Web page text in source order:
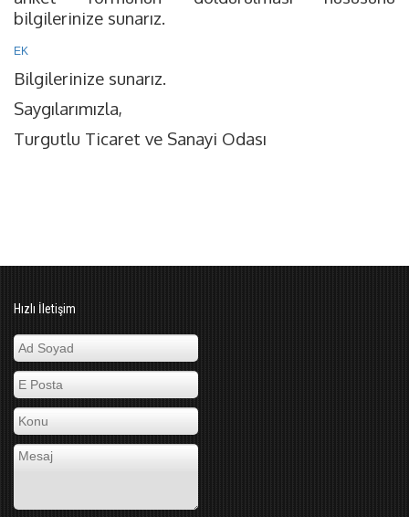
bilgilerinize sunarız.
EK
Bilgilerinize sunarız.
Saygılarımızla,
Turgutlu Ticaret ve Sanayi Odası
Hızlı İletişim